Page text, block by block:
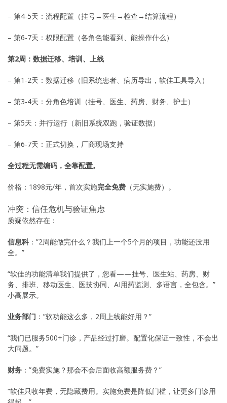
– 第4-5天：流程配置（挂号→医生→检查→结算流程）
– 第6-7天：权限配置（各角色能看到、能操作什么）
第2周：数据迁移、培训、上线
– 第1-2天：数据迁移（旧系统患者、病历导出，软佳工具导入）
– 第3-4天：分角色培训（挂号、医生、药房、财务、护士）
– 第5天：并行运行（新旧系统双跑，验证数据）
– 第6-7天：正式切换，厂商现场支持
全过程无需编码，全靠配置。
价格：1898元/年，首次实施完全免费 （无实施费）。
冲突：信任危机与验证焦虑
质疑依然存在：
信息科 ：”2周能做完什么？我们上一个5个月的项目，功能还没用
全。”
“软佳的功能清单我们提供了，您看——挂号、医生站、药房、财
务、排班、移动医生、医技协同、AI用药监测、多语言，全包含。”
小高展示。
业务部门 ：”软功能这么多，2周上线能好用？”
“我们已服务500+门诊，产品经过打磨。配置化保证一致性，不会出
大问题。”
财务 ：”免费实施？那会不会后面收高额服务费？”
“软佳只收年费，无隐藏费用。实施免费是降低门槛，让更多门诊用